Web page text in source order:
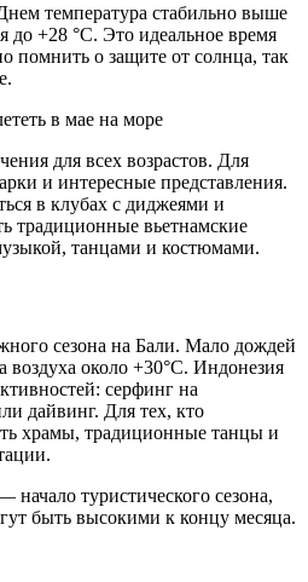
температура стабильно выше
до +28 °C. Это идеальное время
помнить о защите от солнца, так
для всех возрастов. Для
и интересные представления.
в клубах с диджеями и
традиционные вьетнамские
танцами и костюмами.
сезона на Бали. Мало дождей
воздуха около +30°C. Индонезия
серфинг на
дайвинг. Для тех, кто
храмы, традиционные танцы и
туристического сезона,
быть высокими к концу месяца.